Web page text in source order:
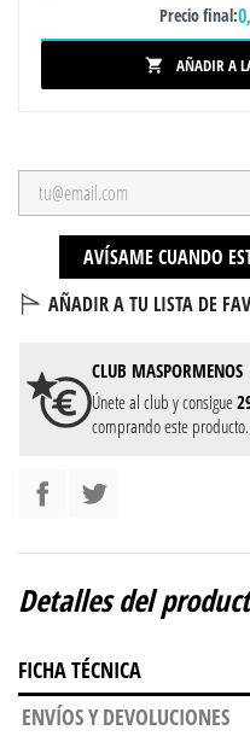
Precio final:
 AÑADIR A
AVÍSAME CUANDO
AÑADIR A TU LISTA DE
CLUB MASPORMENOS
Únete al club y consigue
comprando este producto.
Detalles del
FICHA TÉCNICA
ENVÍOS Y DEVOLUCIONES